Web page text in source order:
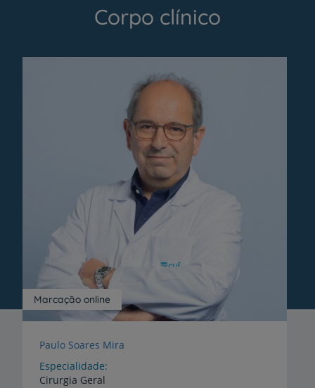
Corpo clínico
Marcação online
Paulo Soares Mira
Especialidade
Cirurgia Geral